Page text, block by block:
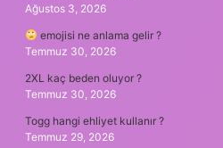
Ağustos 3, 2026
emojisi ne anlama gelir ?
Temmuz 30, 2026
2XL kaç beden oluyor ?
Temmuz 30, 2026
Togg hangi ehliyet kullanır ?
Temmuz 29, 2026